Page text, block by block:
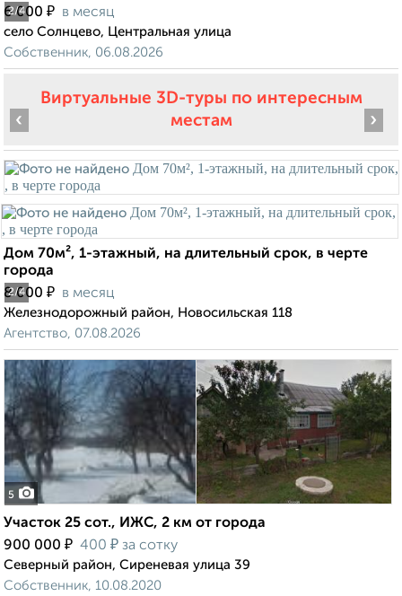
2/4
6 000 ₽ в месяц
село Солнцево, Центральная улица
Собственник, 06.08.2026
Виртуальные 3D-туры по интересным
местам
2/4
‹ ›
Дом 70м², 1-этажный, на длительный срок, в черте
города
8 000 ₽ в месяц
Железнодорожный район, Новосильская 118
Агентство, 07.08.2026
5
Участок 25 сот., ИЖС, 2 км от города
900 000 ₽ 400 ₽ за сотку
Северный район, Сиреневая улица 39
Собственник, 10.08.2020